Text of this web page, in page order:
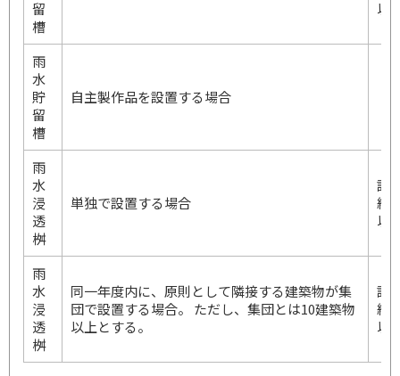
留
槽
以
雨
水
貯
留
槽
自主製作品を設置する場合
雨
水
浸
透
桝
単独で設置する場合
設
経
以
雨
水
浸
透
桝
同一年度内に、原則として隣接する建築物が集
団で設置する場合。 ただし、集団とは10建築物
以上とする。
設
経
以